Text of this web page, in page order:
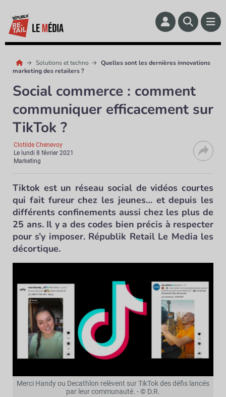
Solutions et techno
Quelles sont les dernières innovations
marketing des retailers ?
Social commerce : comment
communiquer efficacement sur
TikTok ?
Clotilde Chenevoy
Le lundi 8 février 2021
Marketing
Tiktok est un réseau social de vidéos courtes
qui fait fureur chez les jeunes… et depuis les
différents confinements aussi chez les plus de
25 ans. Il y a des codes bien précis à respecter
pour s’y imposer. Républik Retail Le Media les
décortique.
Merci Handy ou Decathlon relèvent sur TikTok des défis lancés
par leur communauté. - © D.R.